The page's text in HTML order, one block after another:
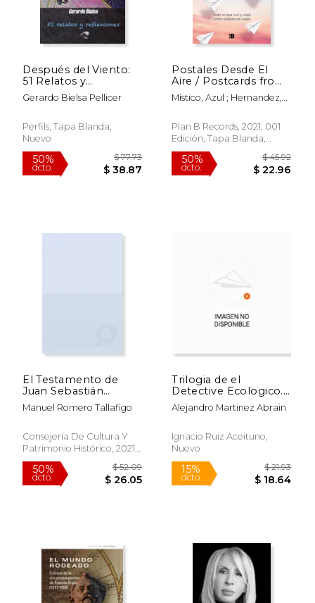
Después del Viento:
51 Relatos y
Reflexiones
Gerardo Bielsa Pellicer
Perfils, Tapa Blanda,
Nuevo
Postales Desde El
Aire / Postcards from
the Sky
Místico, Azul ; Hernandez,
Plan B Records, 2021, 001
Edición, Tapa Blanda,
Nuevo
50%
dcto.
El Testamento de
Juan Sebastián
Elcano (1526):
Palabras de un
Manuel Romero Tallafigo
Consejería De Cultura Y
Patrimonio Histórico, 2021, 1
Edición, Tapa Blanda,
Nuevo
Trilogia de el
Detective Ecologico.
Contiene el
Detectivie Ecologico,
Biosfera y una
Golondrina no
Alejandro Martinez Abrain
Ignacio Ruiz Aceituno,
Nuevo